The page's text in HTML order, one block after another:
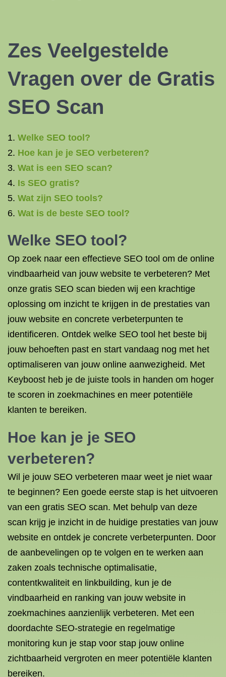
Zes Veelgestelde
Vragen over de Gratis
SEO Scan
Welke SEO tool?
Hoe kan je je SEO verbeteren?
Wat is een SEO scan?
Is SEO gratis?
Wat zijn SEO tools?
Wat is de beste SEO tool?
Welke SEO tool?
Op zoek naar een effectieve SEO tool om de online
vindbaarheid van jouw website te verbeteren? Met
onze gratis SEO scan bieden wij een krachtige
oplossing om inzicht te krijgen in de prestaties van
jouw website en concrete verbeterpunten te
identificeren. Ontdek welke SEO tool het beste bij
jouw behoeften past en start vandaag nog met het
optimaliseren van jouw online aanwezigheid. Met
Keyboost heb je de juiste tools in handen om hoger
te scoren in zoekmachines en meer potentiële
klanten te bereiken.
Hoe kan je je SEO
verbeteren?
Wil je jouw SEO verbeteren maar weet je niet waar
te beginnen? Een goede eerste stap is het uitvoeren
van een gratis SEO scan. Met behulp van deze
scan krijg je inzicht in de huidige prestaties van jouw
website en ontdek je concrete verbeterpunten. Door
de aanbevelingen op te volgen en te werken aan
zaken zoals technische optimalisatie,
contentkwaliteit en linkbuilding, kun je de
vindbaarheid en ranking van jouw website in
zoekmachines aanzienlijk verbeteren. Met een
doordachte SEO-strategie en regelmatige
monitoring kun je stap voor stap jouw online
zichtbaarheid vergroten en meer potentiële klanten
bereiken.